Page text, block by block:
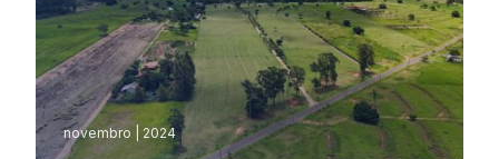
novembro | 2024